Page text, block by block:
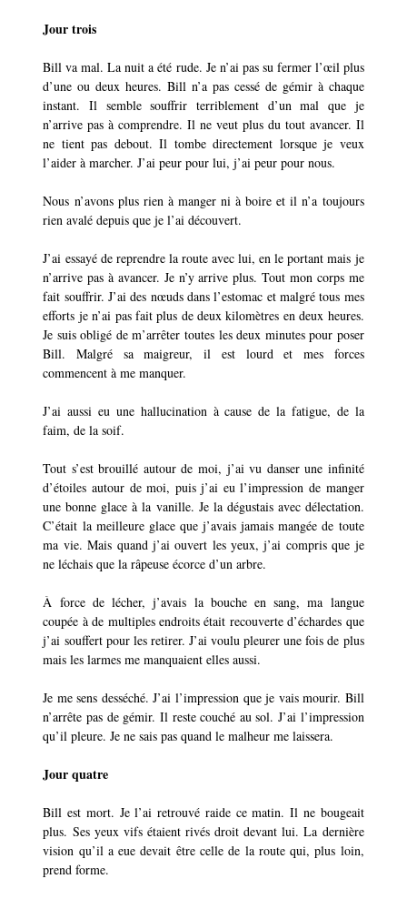
Jour trois
Bill va mal. La nuit a été rude. Je n’ai pas su fermer l’œil plus
d’une ou deux heures. Bill n’a pas cessé de gémir à chaque
instant. Il semble souffrir terriblement d’un mal que je
n’arrive pas à comprendre. Il ne veut plus du tout avancer. Il
ne tient pas debout. Il tombe directement lorsque je veux
l’aider à marcher. J’ai peur pour lui, j’ai peur pour nous.
Nous n’avons plus rien à manger ni à boire et il n’a toujours
rien avalé depuis que je l’ai découvert.
J’ai essayé de reprendre la route avec lui, en le portant mais je
n’arrive pas à avancer. Je n’y arrive plus. Tout mon corps me
fait souffrir. J’ai des nœuds dans l’estomac et malgré tous mes
efforts je n’ai pas fait plus de deux kilomètres en deux heures.
Je suis obligé de m’arrêter toutes les deux minutes pour poser
Bill. Malgré sa maigreur, il est lourd et mes forces
commencent à me manquer.
J’ai aussi eu une hallucination à cause de la fatigue, de la
faim, de la soif.
Tout s’est brouillé autour de moi, j’ai vu danser une infinité
d’étoiles autour de moi, puis j’ai eu l’impression de manger
une bonne glace à la vanille. Je la dégustais avec délectation.
C’était la meilleure glace que j’avais jamais mangée de toute
ma vie. Mais quand j’ai ouvert les yeux, j’ai compris que je
ne léchais que la râpeuse écorce d’un arbre.
À force de lécher, j’avais la bouche en sang, ma langue
coupée à de multiples endroits était recouverte d’échardes que
j’ai souffert pour les retirer. J’ai voulu pleurer une fois de plus
mais les larmes me manquaient elles aussi.
Je me sens desséché. J’ai l’impression que je vais mourir. Bill
n’arrête pas de gémir. Il reste couché au sol. J’ai l’impression
qu’il pleure. Je ne sais pas quand le malheur me laissera.
Jour quatre
Bill est mort. Je l’ai retrouvé raide ce matin. Il ne bougeait
plus. Ses yeux vifs étaient rivés droit devant lui. La dernière
vision qu’il a eue devait être celle de la route qui, plus loin,
prend forme.